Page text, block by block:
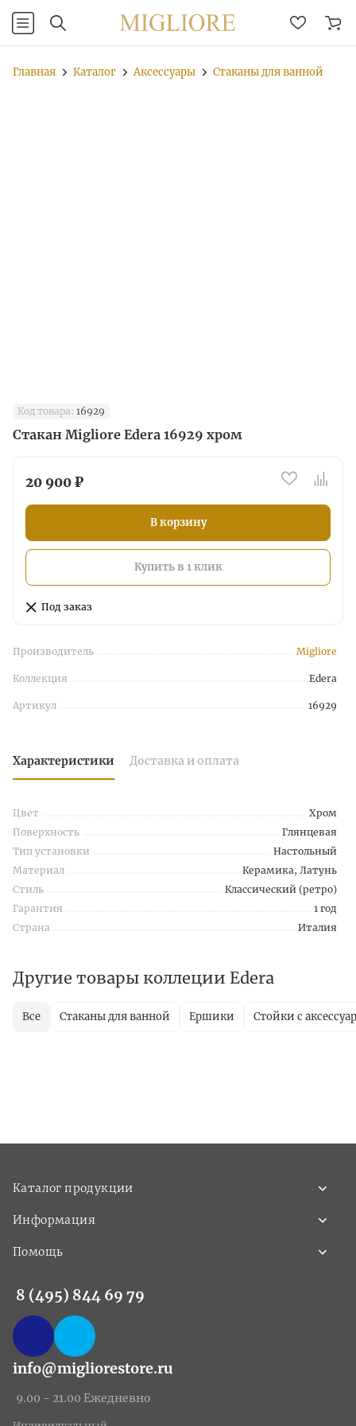
Главная Каталог Аксессуары Стаканы для ванной
Код товара: 16929
Стакан Migliore Edera 16929 хром
20 900 ₽
В корзину
Купить в 1 клик
Под заказ
Производитель Migliore
Коллекция Edera
Артикул 16929
Характеристики Доставка и оплата
Цвет
Хром
Поверхность
Глянцевая
Тип установки
Настольный
Материал
Керамика, Латунь
Стиль
Классический (ретро)
Гарантия
1 год
Страна
Италия
Другие товары коллеции Edera
Все Стаканы для ванной Ершики Стойки с
Каталог продукции
Информация
Помощь
8 (495) 844 69 79
info@migliorestore.ru
9.00 - 21.00 Ежедневно